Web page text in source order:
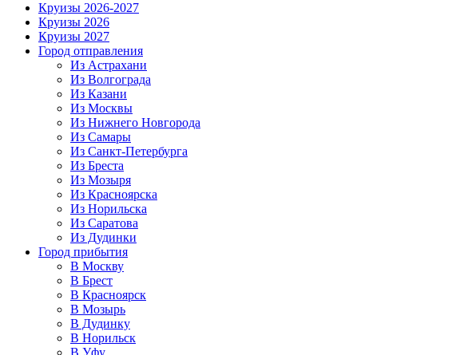
Круизы 2026-2027
Круизы 2026
Круизы 2027
Город отправления
Из Астрахани
Из Волгограда
Из Казани
Из Москвы
Из Нижнего Новгорода
Из Самары
Из Санкт-Петербурга
Из Бреста
Из Мозыря
Из Красноярска
Из Норильска
Из Саратова
Из Дудинки
Город прибытия
В Москву
В Брест
В Красноярск
В Мозырь
В Дудинку
В Норильск
В Уфу